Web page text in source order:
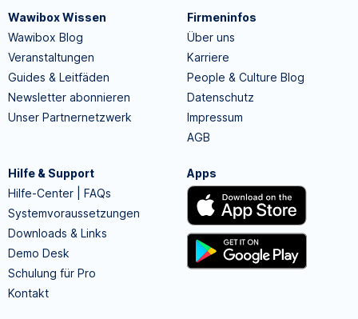
Wawibox Wissen
Wawibox Blog
Veranstaltungen
Guides & Leitfäden
Newsletter abonnieren
Unser Partnernetzwerk
Firmeninfos
Über uns
Karriere
People & Culture Blog
Datenschutz
Impressum
AGB
Hilfe & Support
Hilfe-Center | FAQs
Systemvoraussetzungen
Downloads & Links
Demo Desk
Schulung für Pro
Kontakt
Apps